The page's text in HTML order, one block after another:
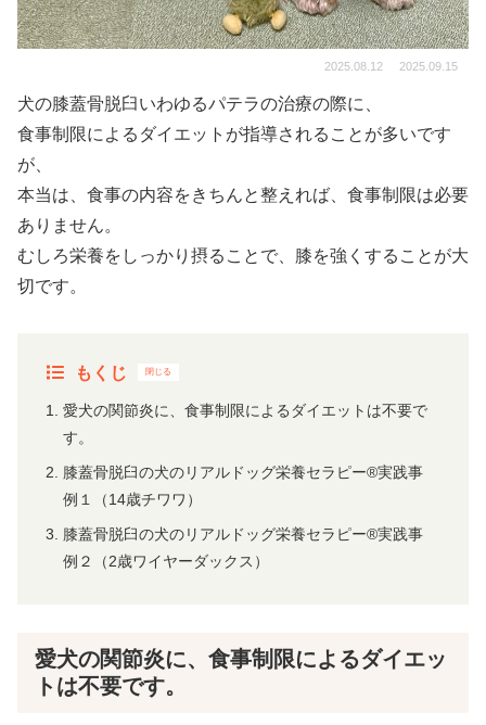
2025.08.12 2025.09.15
犬の膝蓋骨脱臼いわゆるパテラの治療の際に、
食事制限によるダイエットが指導されることが多いです
が、
本当は、食事の内容をきちんと整えれば、食事制限は必要
ありません。
むしろ栄養をしっかり摂ることで、膝を強くすることが大
切です。
もくじ
愛犬の関節炎に、食事制限によるダイエットは不要で
す。
膝蓋骨脱臼の犬のリアルドッグ栄養セラピー®実践事
例１（14歳チワワ）
膝蓋骨脱臼の犬のリアルドッグ栄養セラピー®実践事
例２（2歳ワイヤーダックス）
愛犬の関節炎に、食事制限によるダイエッ
トは不要です。